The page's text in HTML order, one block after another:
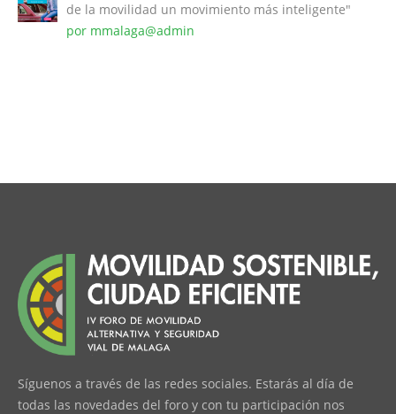
de la movilidad un movimiento más inteligente"
por mmalaga@admin
Síguenos a través de las redes sociales. Estarás al día de
todas las novedades del foro y con tu participación nos